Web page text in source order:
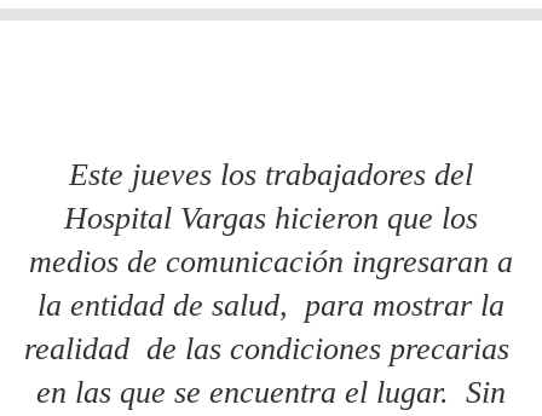
Este jueves los trabajadores del
Hospital Vargas hicieron que los
medios de comunicación ingresaran a
la entidad de salud, para mostrar la
realidad de las condiciones precarias
en las que se encuentra el lugar. Sin